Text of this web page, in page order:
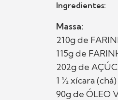
Ingredientes:
Massa:
210g de
115g de
202g de
1 ½ xícara
90g de ÓLEO